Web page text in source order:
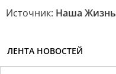
Источник: Наша Жизнь
ЛЕНТА НОВОСТЕЙ